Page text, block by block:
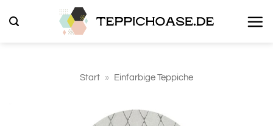
Inhalt
Start » Einfarbige Teppiche